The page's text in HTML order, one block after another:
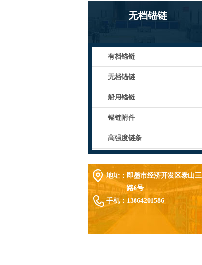
无档锚链
有档锚链
无档锚链
船用锚链
锚链附件
高强度链条
地址： 即墨市经济开发区泰山三
路6号
手机： 13864201586